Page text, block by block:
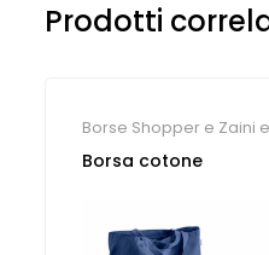
Prodotti
Borse Shopper e Zaini
Borsa cotone